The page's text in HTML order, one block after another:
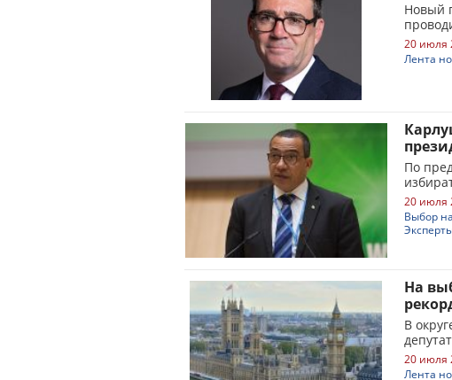
Новый
20 июля
Лента
По
20 июля
Выбор
На
В
20 июля
Лента